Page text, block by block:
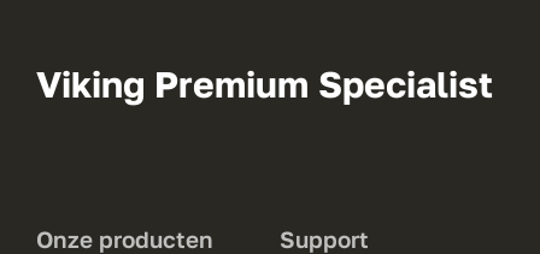
Viking Premium Specialist
Onze producten Support